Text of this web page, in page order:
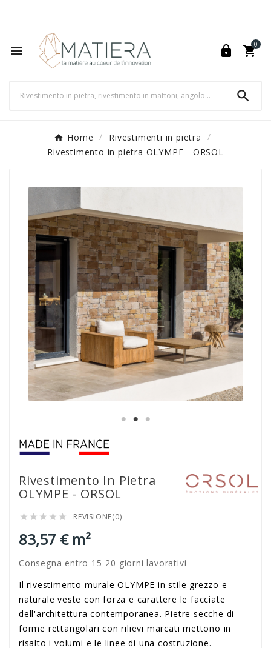
  
0

Home
Rivestimenti in pietra
Rivestimento in pietra OLYMPE - ORSOL
Rivestimento In Pietra
OLYMPE - ORSOL
     REVISIONE(0)
83,57 € m²
Consegna entro 15-20 giorni lavorativi
Il rivestimento murale OLYMPE in stile grezzo e
naturale veste con forza e carattere le facciate
dell'architettura contemporanea. Pietre secche di
forme rettangolari con rilievi marcati mettono in
risalto i volumi e le linee di una costruzione.